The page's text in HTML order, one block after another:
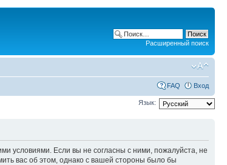
Расширенный поиск
FAQ Вход
Язык:
условиями. Если вы не согласны с ними, пожалуйста, не
вас об этом, однако с вашей стороны было бы